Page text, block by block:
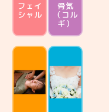
フェイ
シャル
骨気
（コル
ギ）